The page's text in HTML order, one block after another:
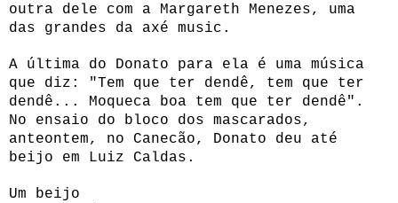
outra dele com a Margareth Menezes, uma
das grandes da axé music.
A última do Donato para ela é uma música
que diz: "Tem que ter dendê, tem que ter
dendê... Moqueca boa tem que ter dendê".
No ensaio do bloco dos mascarados,
anteontem, no Canecão, Donato deu até
beijo em Luiz Caldas.
Um beijo